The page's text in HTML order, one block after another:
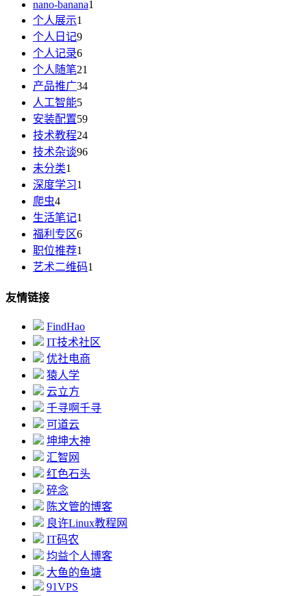
nano-banana1
个人展示1
个人日记9
个人记录6
个人随笔21
产品推广34
人工智能5
安装配置59
技术教程24
技术杂谈96
未分类1
深度学习1
爬虫4
生活笔记1
福利专区6
职位推荐1
艺术二维码1
友情链接
FindHao
IT技术社区
优社电商
猿人学
云立方
千寻啊千寻
可道云
坤坤大神
汇智网
红色石头
碎念
陈文管的博客
良许Linux教程网
IT码农
均益个人博客
大鱼的鱼塘
91VPS